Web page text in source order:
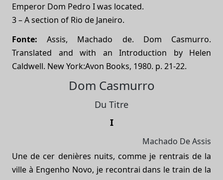
Emperor Dom Pedro I was located.
3 – A section of Rio de Janeiro.
Fonte: Assis, Machado de. Dom Casmurro.
Translated and with an Introduction by Helen
Caldwell. New York:Avon Books, 1980. p. 21-22.
Dom Casmurro
Du Titre
I
Machado De Assis
Une de cer denières nuits, comme je rentrais de la
ville à Engenho Novo, je recontrai dans le train de la